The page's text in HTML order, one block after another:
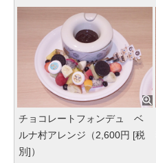
チョコレートフォンデュ ベ
ルナ村アレンジ（2,600円 [税
別]）